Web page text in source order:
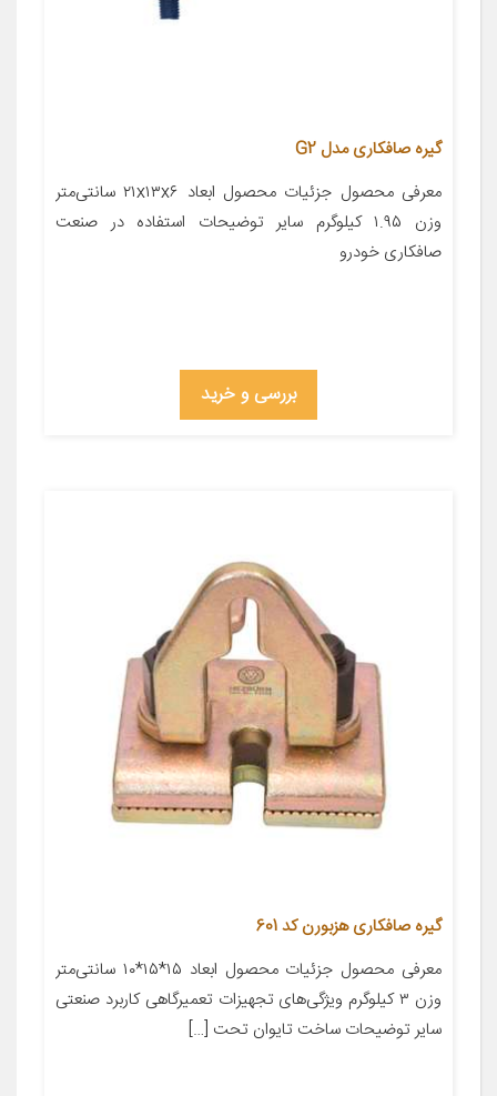
گیره صافکاری مدل G2
معرفی محصول جزئیات محصول ابعاد ۲۱x۱۳x۶ سانتی‌متر
وزن ۱.۹۵ کیلوگرم سایر توضیحات استفاده در صنعت
صافکاری خودرو
بررسی و خرید
گیره صافکاری هزبورن کد 601
معرفی محصول جزئیات محصول ابعاد ۱۵*۱۵*۱۰ سانتی‌متر
وزن ۳ کیلوگرم ویژگی‌های تجهیزات تعمیرگاهی کاربرد صنعتی
سایر توضیحات ساخت تایوان تحت […]